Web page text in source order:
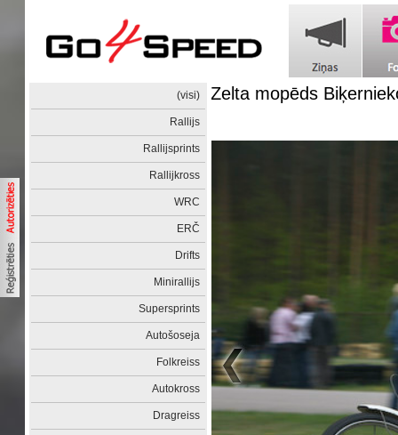
(visi)
Rallijs
Rallijsprints
Rallijkross
WRC
ERČ
Drifts
Minirallijs
Supersprints
Autošoseja
Folkreiss
Autokross
Dragreiss
Zelta mopēds